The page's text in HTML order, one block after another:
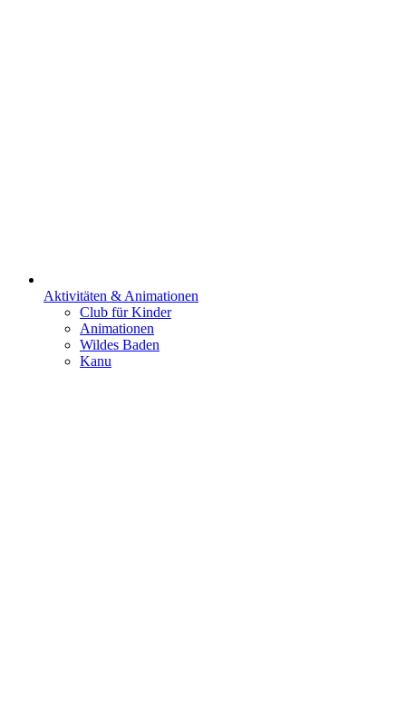
Aktivitäten & Animationen
Club für Kinder
Animationen
Wildes Baden
Kanu